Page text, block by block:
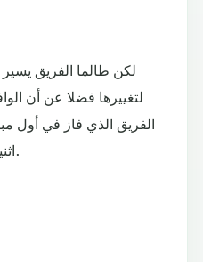
لكن طالما الفريق يسير
لتغييرها فضلا عن أن
اثنين فقط حققا العلامة الكاملة.